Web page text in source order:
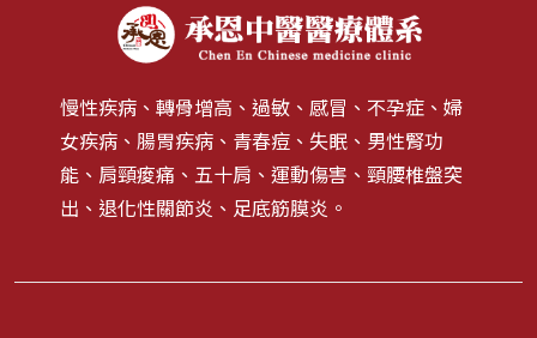
度控制 】 夏季氣候悶熱、潮濕，汗
水會刺激皮膚，因此要減少病人在
太陽下運動流汗的機會，流汗時用
毛巾將汗擦乾，在室內宜開冷氣，
減少悶熱。 冬季時氣候較乾燥，會
使皮膚更加乾燥、龜裂，要更加重
視皮膚的保濕。 【 生活習慣 】 禁
止穿著易引起搔癢的衣料（如毛
度清潔，不宜使用肥皂，洗澡時水
慢性疾病、轉骨增高、過敏、感冒、不孕症、婦
女疾病、腸胃疾病、青春痘、失眠、男性腎功
能、肩頸痠痛、五十肩、運動傷害、頸腰椎盤突
出、退化性關節炎、足底筋膜炎。